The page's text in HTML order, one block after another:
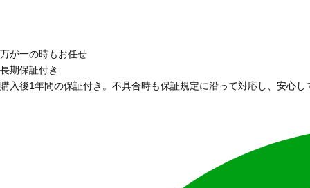
万が一の時もお任せ
長期保証付き
購入後1年間の保証付き。不具合時も保証規定に沿って対応し、安心